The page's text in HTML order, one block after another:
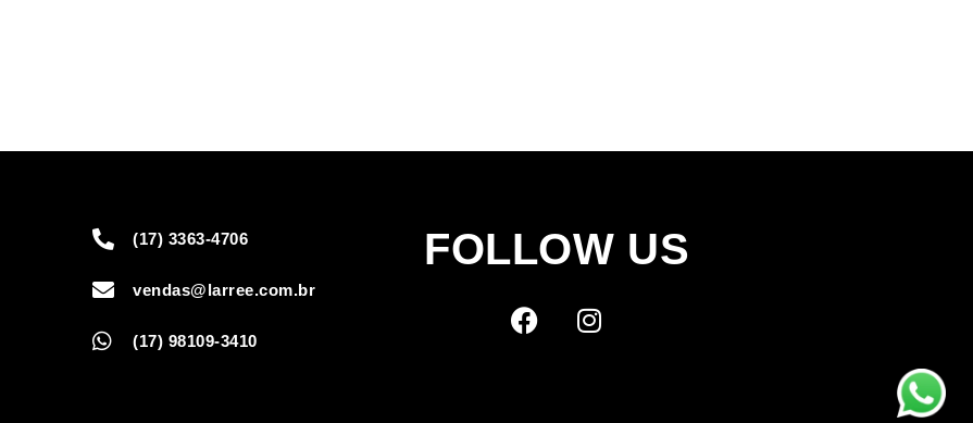
(17) 3363-4706
vendas@larree.com.br
(17) 98109-3410
FOLLOW US